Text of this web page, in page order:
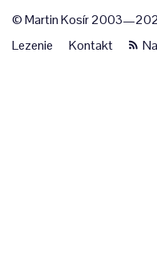
© Martin Kosír
Lezenie
Kontakt